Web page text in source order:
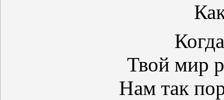
Твой мир
Нам так